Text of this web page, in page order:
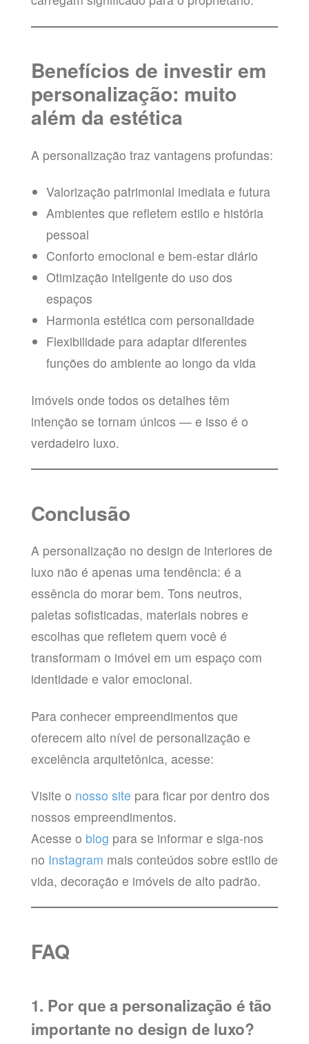
Benefícios de investir em
personalização: muito
além da estética
A personalização traz vantagens profundas:
Valorização patrimonial imediata e futura
Ambientes que refletem estilo e história
pessoal
Conforto emocional e bem-estar diário
Otimização inteligente do uso dos
espaços
Harmonia estética com personalidade
Flexibilidade para adaptar diferentes
funções do ambiente ao longo da vida
Imóveis onde todos os detalhes têm
intenção se tornam únicos — e isso é o
verdadeiro luxo.
Conclusão
A personalização no design de interiores de
luxo não é apenas uma tendência: é a
essência do morar bem. Tons neutros,
paletas sofisticadas, materiais nobres e
escolhas que refletem quem você é
transformam o imóvel em um espaço com
identidade e valor emocional.
Para conhecer empreendimentos que
oferecem alto nível de personalização e
excelência arquitetônica, acesse:
Visite o nosso site para ficar por dentro dos
nossos empreendimentos.
Acesse o blog para se informar e siga-nos
no Instagram mais conteúdos sobre estilo de
vida, decoração e imóveis de alto padrão.
FAQ
1. Por que a personalização é tão
importante no design de luxo?